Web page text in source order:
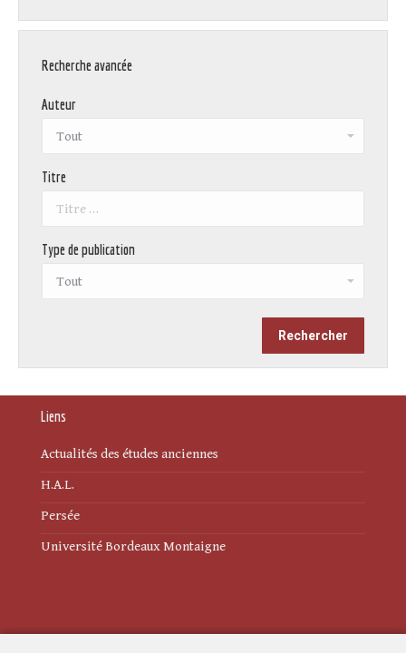
Recherche avancée
Auteur
Titre
Type de publication
Liens
Actualités des études anciennes
H.A.L.
Persée
Université Bordeaux Montaigne